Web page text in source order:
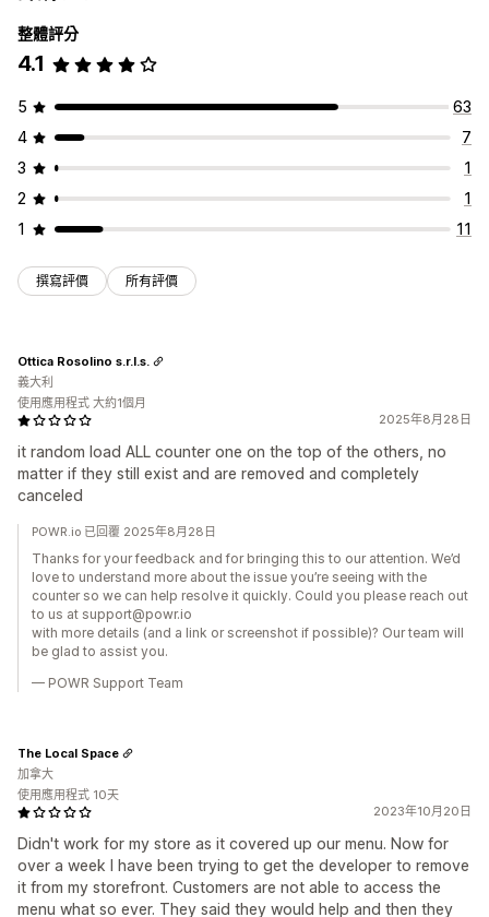
整體評分
4.1
5
63
4
7
3
1
2
1
1
11
撰寫評價 所有評價
2025年8月28日
it random load ALL counter one on the top of the others, no
matter if they still exist and are removed and completely
canceled
Ottica Rosolino s.r.l.s.
義大利
使用應用程式 大約1個月
POWR.io 已回覆 2025年8月28日
Thanks for your feedback and for bringing this to our attention. We’d
love to understand more about the issue you’re seeing with the
counter so we can help resolve it quickly. Could you please reach out
to us at support@powr.io
with more details (and a link or screenshot if possible)? Our team will
be glad to assist you.
— POWR Support Team
2023年10月20日
Didn't work for my store as it covered up our menu. Now for
over a week I have been trying to get the developer to remove
it from my storefront. Customers are not able to access the
menu what so ever. They said they would help and then they
The Local Space
加拿大
使用應用程式 10天